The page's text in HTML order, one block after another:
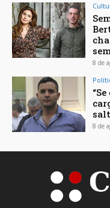
8 de
8 de